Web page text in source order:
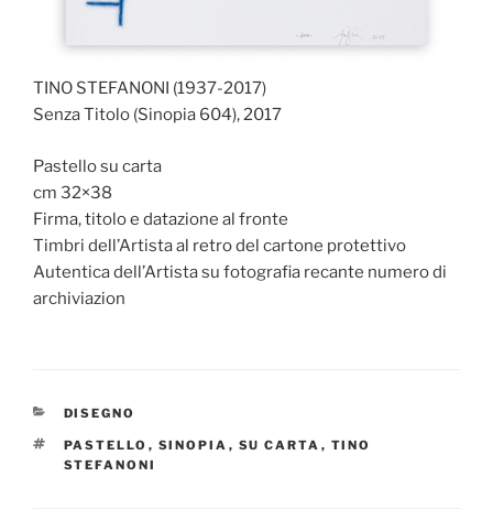
TINO STEFANONI (1937-2017)
Senza Titolo (Sinopia 604), 2017
Pastello su carta
cm 32×38
Firma, titolo e datazione al fronte
Timbri dell’Artista al retro del cartone protettivo
Autentica dell’Artista su fotografia recante numero di
archiviazion
CATEGORIE
DISEGNO
TAG
PASTELLO , SINOPIA , SU CARTA , TINO
STEFANONI